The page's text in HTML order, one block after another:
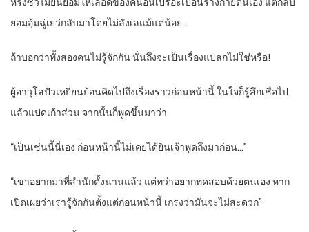
ยอมอุ้มฉู่เยว่กลับมาโดยไม่ลังเลแม้แต่น้อย…
ถ้าบอกว่าทั้งสองคนไม่รู้จักกัน นั่นถึงจะเป็นเรื่องแปลกไม่ใช่หรือ!
ผู้อาวุโสปั๋วเหยี่ยนย้อนคิดไปถึงเรื่องราวก่อนหน้านี้ ในใจก็รู้สึกเชื่อไป
แล้วแปดเก้าส่วน จากนั้นก็พูดขึ้นมาว่า
“เป็นเช่นนี้นี่เอง ก่อนหน้านี้ไม่เคยได้ยินเจ้าพูดถึงมาก่อน…”
“เขาอยากมาที่สำนักตั้งนานแล้ว แต่ทว่าอยากทดสอบด้วยตนเอง หาก
เปิดเผยว่าเรารู้จักกันตั้งแต่ก่อนหน้านี้ เกรงว่ามันจะไม่สะดวก”